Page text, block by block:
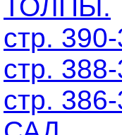
ТОЛПЫ.
стр.
стр.
стр.